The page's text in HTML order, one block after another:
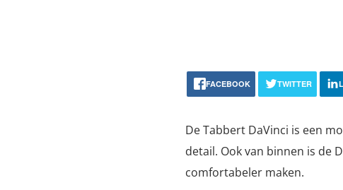
FACEBOOK TWITTER
De Tabbert DaVinci is een
detail. Ook van binnen is de
comfortabeler maken.